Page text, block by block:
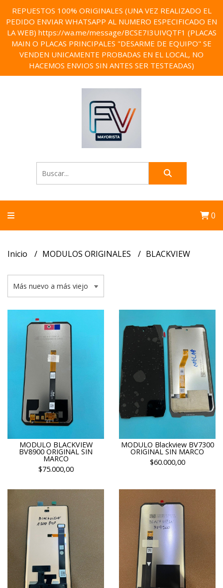
REPUESTOS 100% ORIGINALES (UNA VEZ REALIZADO EL
PEDIDO ENVIAR WHATSAPP AL NUMERO ESPECIFICADO EN
LA WEB) https://wa.me/message/BCSE7I3UIVQTF1 (PLACAS
MAIN O PLACAS PRINCIPALES "DESARME DE EQUIPO" SE
VENDEN UNICAMENTE PROBADAS EN EL LOCAL, NO
HACEMOS ENVIOS SIN ANTES SER TESTEADAS)
0
Inicio MODULOS ORIGINALES BLACKVIEW
MODULO BLACKVIEW
BV8900 ORIGINAL SIN
MARCO
$75.000,00
MODULO Blackview BV7300
ORIGINAL SIN MARCO
$60.000,00